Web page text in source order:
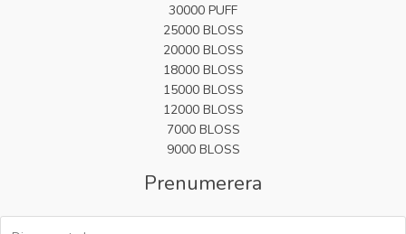
30000 PUFF
25000 BLOSS
20000 BLOSS
18000 BLOSS
15000 BLOSS
12000 BLOSS
7000 BLOSS
9000 BLOSS
Prenumerera